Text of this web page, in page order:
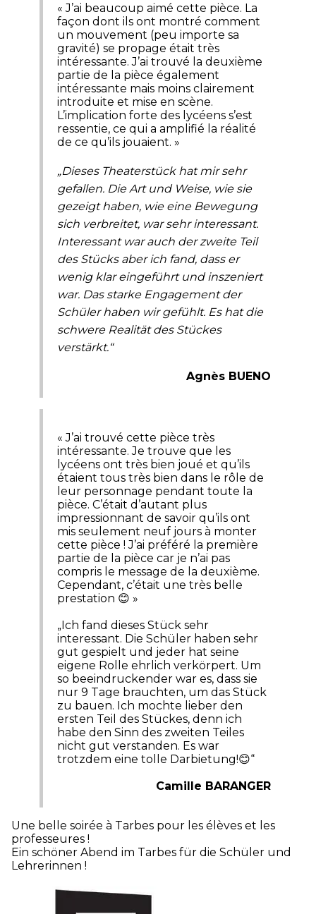
« J’ai beaucoup aimé cette pièce. La
façon dont ils ont montré comment
un mouvement (peu importe sa
gravité) se propage était très
intéressante. J’ai trouvé la deuxième
partie de la pièce également
intéressante mais moins clairement
introduite et mise en scène.
L’implication forte des lycéens s’est
ressentie, ce qui a amplifié la réalité
de ce qu’ils jouaient. »
„Dieses Theaterstück hat mir sehr
gefallen. Die Art und Weise, wie sie
gezeigt haben, wie eine Bewegung
sich verbreitet, war sehr interessant.
Interessant war auch der zweite Teil
des Stücks aber ich fand, dass er
wenig klar eingeführt und inszeniert
war. Das starke Engagement der
Schüler haben wir gefühlt. Es hat die
schwere Realität des Stückes
verstärkt.“
Agnès BUENO
« J’ai trouvé cette pièce très
intéressante. Je trouve que les
lycéens ont très bien joué et qu’ils
étaient tous très bien dans le rôle de
leur personnage pendant toute la
pièce. C’était d’autant plus
impressionnant de savoir qu’ils ont
mis seulement neuf jours à monter
cette pièce ! J’ai préféré la première
partie de la pièce car je n’ai pas
compris le message de la deuxième.
Cependant, c’était une très belle
prestation 😊 »
„Ich fand dieses Stück sehr
interessant. Die Schüler haben sehr
gut gespielt und jeder hat seine
eigene Rolle ehrlich verkörpert. Um
so beeindruckender war es, dass sie
nur 9 Tage brauchten, um das Stück
zu bauen. Ich mochte lieber den
ersten Teil des Stückes, denn ich
habe den Sinn des zweiten Teiles
nicht gut verstanden. Es war
trotzdem eine tolle Darbietung!😊“
Camille BARANGER
Une belle soirée à Tarbes pour les élèves et les
professeures !
Ein schöner Abend im Tarbes für die Schüler und
Lehrerinnen !